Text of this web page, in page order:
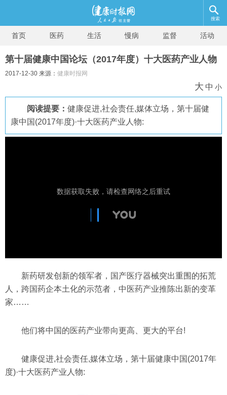
搜索
首页 医药 生活 慢病 监督 活动
第十届健康中国论坛（2017年度）十大医药产业人物
2017-12-30 来源： 健康时报网
大 中 小
阅读提要： 健康促进,社会责任,媒体立场，第十届健
康中国(2017年度)·十大医药产业人物:
新药研发创新的领军者，国产医疗器械突出重围的拓荒
人，跨国药企本土化的示范者，中医药产业推陈出新的变革
家……
他们将中国的医药产业带向更高、更大的平台!
健康促进,社会责任,媒体立场，第十届健康中国(2017年
度)·十大医药产业人物: